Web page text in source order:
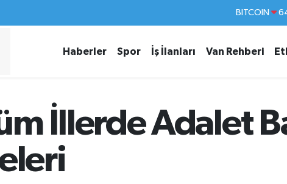
DOLAR
STERLİN
BITCOIN
Haberler Spor İş İlanları Van Rehberi
İllerde Adalet